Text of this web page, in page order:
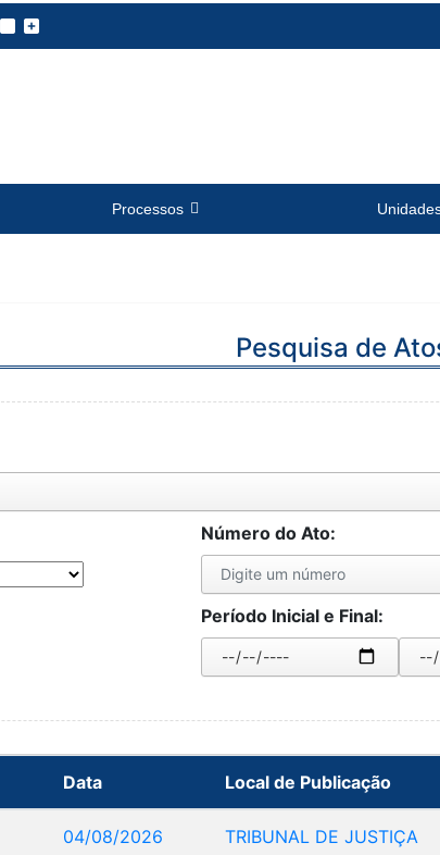
Processos
Pesquisa de
Número do Ato:
Período Inicial e Final:
Data Local de Publicação
04/08/2026 TRIBUNAL DE JUSTIÇA